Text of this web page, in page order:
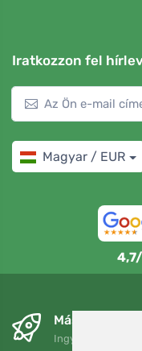
Iratkozzon fel
Magyar / EUR
Másnapra és
Ingyenes szállítás